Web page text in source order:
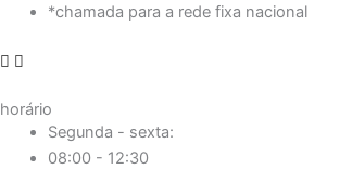
*chamada para a rede fixa nacional
horário
Segunda - sexta:
08:00 - 12:30